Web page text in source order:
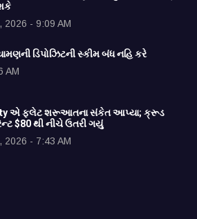
2026 - 9:09 AM
ડિપોઝિટની સ્કીમ બંધ નહિ કરે
AM
એ ફ્લેટ શરૂઆતના સંકેત આપ્યા; ક્રૂડ
$80 થી નીચે ઉતરી ગયું
2026 - 7:43 AM